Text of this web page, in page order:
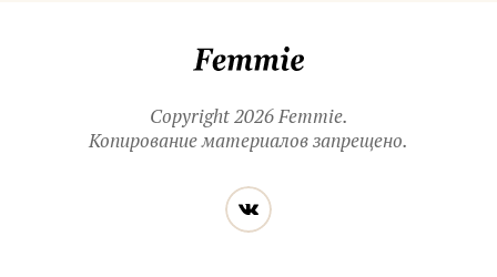
Copyright 2026 Femmie.
Копирование материалов запрещено.
Читайте
нас
в социальных